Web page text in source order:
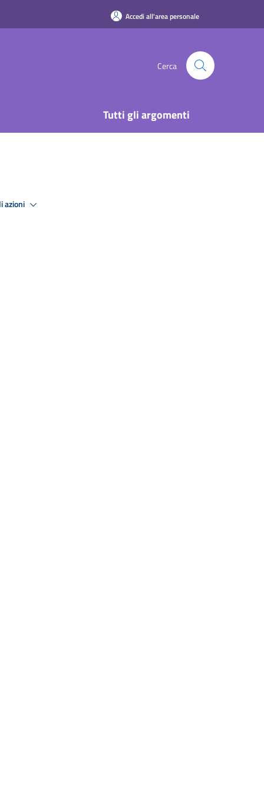
Accedi all'area personale
Cerca
Tutti gli argomenti
azioni